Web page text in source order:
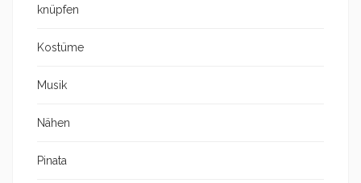
knüpfen
Kostüme
Musik
Nähen
Pinata